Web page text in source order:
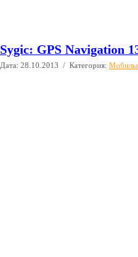
Sygic: GPS Navigation
Дата: 28.10.2013 / Категория: